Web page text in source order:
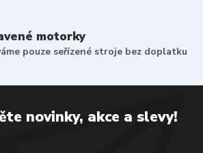
motorky
pouze seřízené stroje bez doplatku
novinky, akce a slevy!